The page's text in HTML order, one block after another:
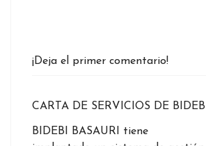
¡Deja el primer comentario!
CARTA DE SERVICIOS DE BIDEBI
BIDEBI BASAURI tiene